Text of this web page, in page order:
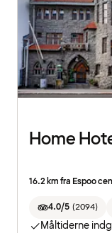
Home
16.2 km fra Espoo
4.0/5 (2094)
Måltiderne